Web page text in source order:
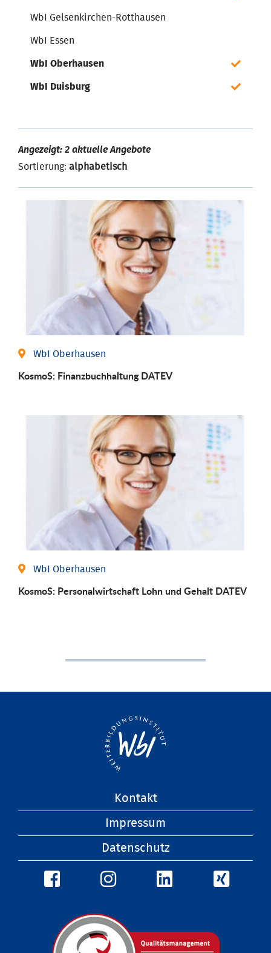
WbI Gelsenkirchen-Rotthausen
WbI Essen
WbI Oberhausen
WbI Duisburg
Angezeigt: 2 aktuelle Angebote
Sortierung: alphabetisch
WbI Oberhausen
KosmoS: Finanzbuchhaltung DATEV
WbI Oberhausen
KosmoS: Personalwirtschaft Lohn und Gehalt DATEV
Kontakt
Impressum
Datenschutz